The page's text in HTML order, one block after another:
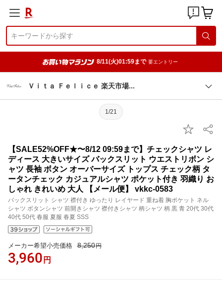
8/11(火)01:59まで 要エントリー
Ｖｉｔａ Ｆｅｌｉｃｅ 楽天市場
1/21
【SALE52%OFF★〜8/12 09:59まで】チェックシャツ レ
ディース 大きいサイズ バックスリット ウエストリボン シ
ャツ 長袖 ボタン オーバーサイズ トップス チェック柄 タ
ータンチェック カジュアルシャツ ポケット付き 羽織り お
しゃれ きれいめ 大人 【メール便】 vkkc-0583
バックスリット シャツ 襟付き ゆったり レイヤード 重ね着 胸ポケット ネル
シャツ ボタンシャツ 前開きシャツ 襟付きシャツ 柄シャツ 柄 黒 青 20代 30代
40代 50代 春服 夏服 春夏 SSS
メーカー希望小売価格 8,250円
3,960 円